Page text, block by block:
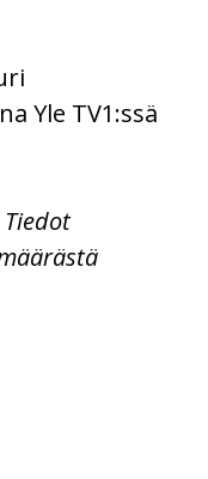
Yle TV1:ssä
Tiedot